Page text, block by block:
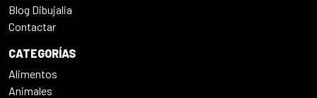
Blog Dibujalia
Contactar
CATEGORÍAS
Alimentos
Animales